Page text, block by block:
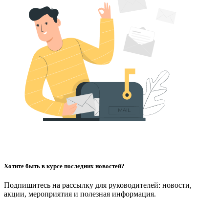
Хотите быть в курсе последних новостей?
Подпишитесь на рассылку для руководителей: новости,
акции, мероприятия и полезная информация.